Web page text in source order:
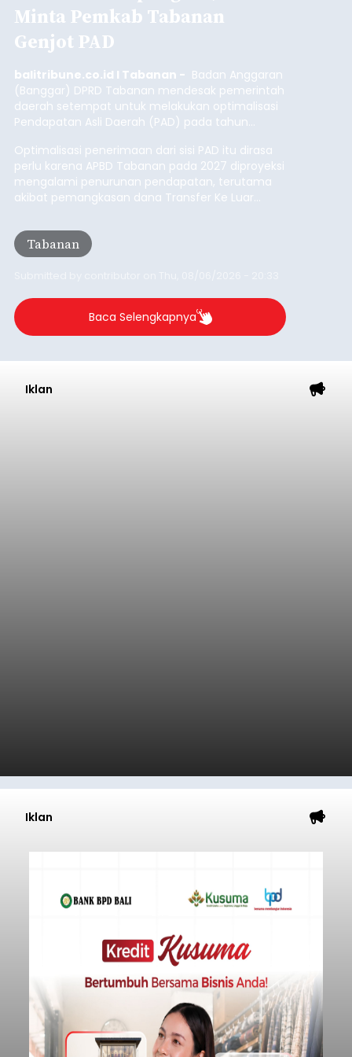
Minta Pemkab Tabanan
Genjot PAD
balitribune.co.id I Tabanan - Badan Anggaran
(Banggar) DPRD Tabanan mendesak pemerintah
daerah setempat untuk melakukan optimalisasi
Pendapatan Asli Daerah (PAD) pada tahun
Optimalisasi penerimaan dari sisi PAD itu dirasa
perlu karena APBD Tabanan pada 2027 diproyeksi
mengalami penurunan pendapatan, terutama
akibat pemangkasan dana Transfer Ke Luar
Tabanan
Baca Selengkapnya
Iklan
Iklan